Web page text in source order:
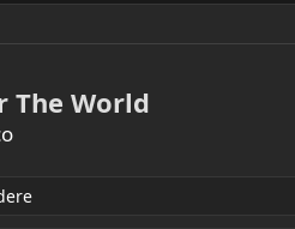
The World